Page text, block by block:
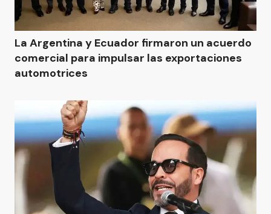
La Argentina y Ecuador firmaron un acuerdo
comercial para impulsar las exportaciones
automotrices